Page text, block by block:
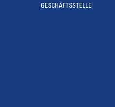
GESCHÄFTSSTELLE